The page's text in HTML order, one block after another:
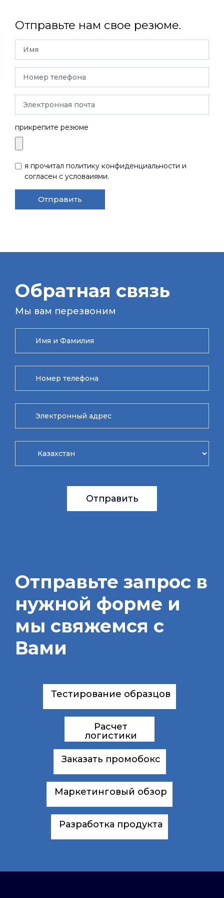
Отправьте нам свое резюме.
прикрепите резюме
я прочитал политику конфиденциальности и
согласен с условаиями.
Отправить
Обратная связь
Мы вам перезвоним
Отправить
Отправьте запрос в
нужной форме и
мы свяжемся с
Вами
Тестирование образцов
Расчет
логистики
Заказать промобокс
Маркетинговый обзор
Разработка продукта